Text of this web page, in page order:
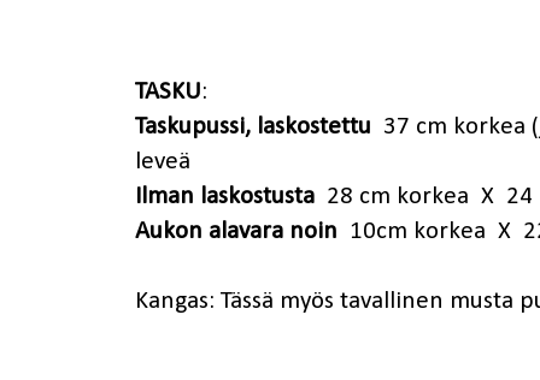
TASKU:
Taskupussi, laskostettu 37 cm korkea
leveä
Ilman laskostusta 28 cm korkea X 24
Aukon alavara noin 10cm korkea X
Kangas: Tässä myös tavallinen musta